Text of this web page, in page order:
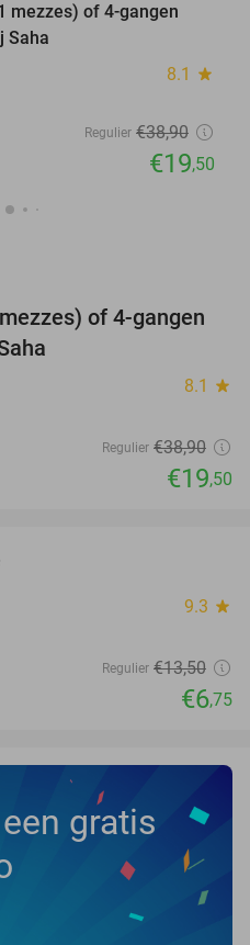
mezzes) of 4-gangen
Saha
8.1 star
Regulier €38,90
€19,50
50%
of 4-gangen
8.1 star
Regulier €38,90
€19,50
9.3 star
Regulier €13,50
€6,75
gratis